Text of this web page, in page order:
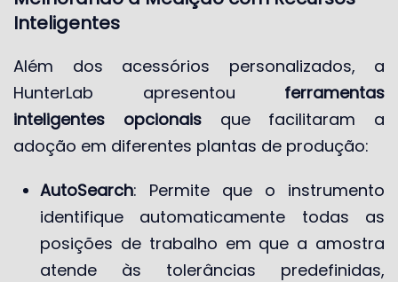
Inteligentes
Além dos acessórios personalizados, a
HunterLab apresentou ferramentas
inteligentes opcionaisque facilitaram a
adoção em diferentes plantas de produção:
AutoSearch: Permite que o instrumento
identifique automaticamente todas as
posições de trabalho em que a amostra
atende às tolerâncias predefinidas,